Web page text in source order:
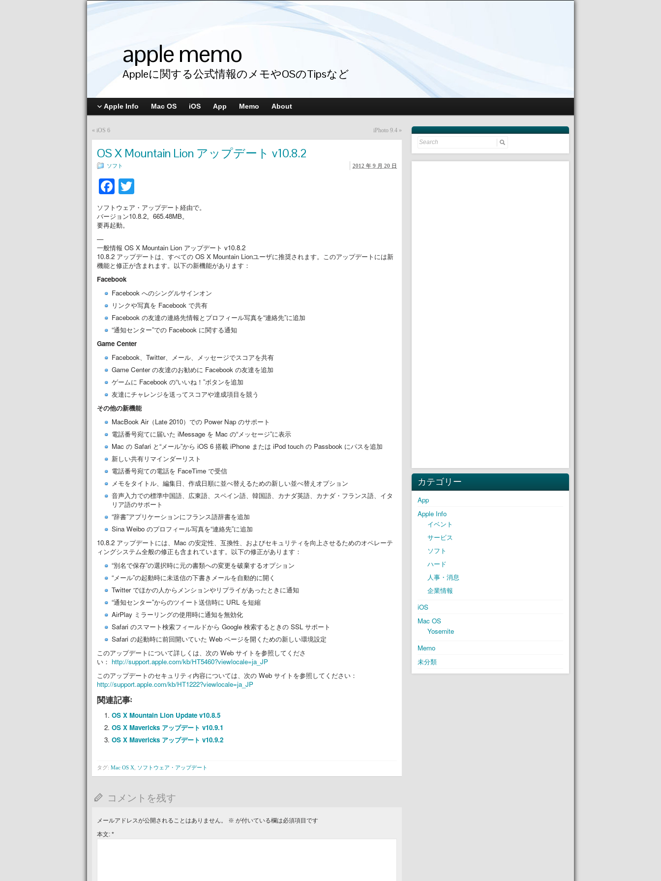
apple memo
Appleに関する公式情報のメモやOSのTipsなど
Apple Info Mac OS iOS App Memo About
« iOS 6 iPhoto 9.4 »
OS X Mountain Lion アップデート v10.8.2
ソフト 2012 年 9 月 20 日
Facebook
ソフトウェア・アップデート経由で。
バージョン10.8.2。665.48MB。
要再起動。
—
一般情報 OS X Mountain Lion アップデート v10.8.2
10.8.2 アップデートは、すべての OS X Mountain Lionユーザに推奨されます。このアップデートには新
機能と修正が含まれます。以下の新機能があります：
Facebook
Facebook へのシングルサインオン
リンクや写真を Facebook で共有
Facebook の友達の連絡先情報とプロフィール写真を“連絡先”に追加
“通知センター”での Facebook に関する通知
Game Center
Facebook、Twitter、メール、メッセージでスコアを共有
Game Center の友達のお勧めに Facebook の友達を追加
ゲームに Facebook の“いいね！”ボタンを追加
友達にチャレンジを送ってスコアや達成項目を競う
その他の新機能
MacBook Air（Late 2010）での Power Nap のサポート
電話番号宛てに届いた iMessage を Mac の“メッセージ”に表示
Mac の Safari と“メール”から iOS 6 搭載 iPhone または iPod touch の Passbook にパスを追加
新しい共有リマインダーリスト
電話番号宛ての電話を FaceTime で受信
メモをタイトル、編集日、作成日順に並べ替えるための新しい並べ替えオプション
音声入力での標準中国語、広東語、スペイン語、韓国語、カナダ英語、カナダ・フランス語、イタ
リア語のサポート
“辞書”アプリケーションにフランス語辞書を追加
Sina Weibo のプロフィール写真を“連絡先”に追加
10.8.2 アップデートには、Mac の安定性、互換性、およびセキュリティを向上させるためのオペレーテ
ィングシステム全般の修正も含まれています。以下の修正があります：
“別名で保存”の選択時に元の書類への変更を破棄するオプション
“メール”の起動時に未送信の下書きメールを自動的に開く
Twitter でほかの人からメンションやリプライがあったときに通知
“通知センター”からのツイート送信時に URL を短縮
AirPlay ミラーリングの使用時に通知を無効化
Safari のスマート検索フィールドから Google 検索するときの SSL サポート
Safari の起動時に前回開いていた Web ページを開くための新しい環境設定
このアップデートについて詳しくは、次の Web サイトを参照してくださ
い： http://support.apple.com/kb/HT5460?viewlocale=ja_JP
このアップデートのセキュリティ内容については、次の Web サイトを参照してください：
http://support.apple.com/kb/HT1222?viewlocale=ja_JP
関連記事:
OS X Mountain Lion Update v10.8.5
OS X Mavericks アップデート v10.9.1
OS X Mavericks アップデート v10.9.2
タグ: Mac OS X ソフトウェア・アップデート
コメントを残す
メールアドレスが公開されることはありません。 ※ が付いている欄は必須項目です
本文: *
Search
カテゴリー
App
Apple Info
イベント
サービス
ソフト
ハード
人事・消息
企業情報
iOS
Mac OS
Yosemite
Memo
未分類